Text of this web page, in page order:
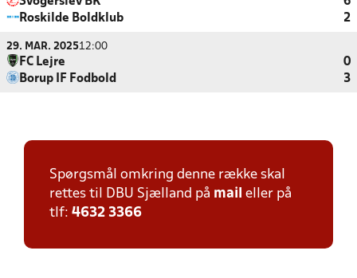
Roskilde Boldklub
2
29. MAR. 202512:00
FC Lejre
0
Borup IF Fodbold
3
Spørgsmål omkring denne række skal
rettes til DBU Sjælland på mail eller på
tlf: 4632 3366